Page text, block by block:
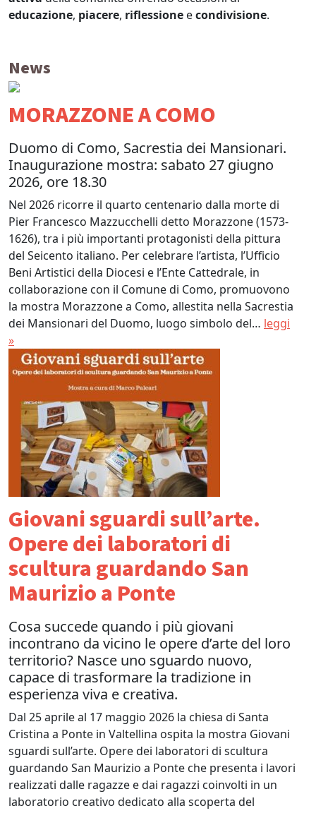
educazione, piacere, riflessione econdivisione.
News
MORAZZONE A COMO
Duomo di Como, Sacrestia dei Mansionari.
Inaugurazione mostra: sabato 27 giugno
2026, ore 18.30
Nel 2026 ricorre il quarto centenario dalla morte di
Pier Francesco Mazzucchelli detto Morazzone (1573-
1626), tra i più importanti protagonisti della pittura
del Seicento italiano. Per celebrare l’artista, l’Ufficio
Beni Artistici della Diocesi e l’Ente Cattedrale, in
collaborazione con il Comune di Como, promuovono
la mostra Morazzone a Como, allestita nella Sacrestia
dei Mansionari del Duomo, luogo simbolo del… leggi
»
Giovani sguardi sull’arte.
Opere dei laboratori di
scultura guardando San
Maurizio a Ponte
Cosa succede quando i più giovani
incontrano da vicino le opere d’arte del loro
territorio? Nasce uno sguardo nuovo,
capace di trasformare la tradizione in
esperienza viva e creativa.
Dal 25 aprile al 17 maggio 2026 la chiesa di Santa
Cristina a Ponte in Valtellina ospita la mostra Giovani
sguardi sull’arte. Opere dei laboratori di scultura
guardando San Maurizio a Ponte che presenta i lavori
realizzati dalle ragazze e dai ragazzi coinvolti in un
laboratorio creativo dedicato alla scoperta del